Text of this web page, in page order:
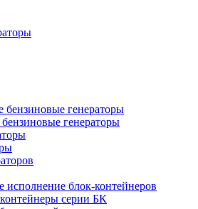
бензиновые генераторы
генераторы
исполнение блок-контейнеров
серии БК